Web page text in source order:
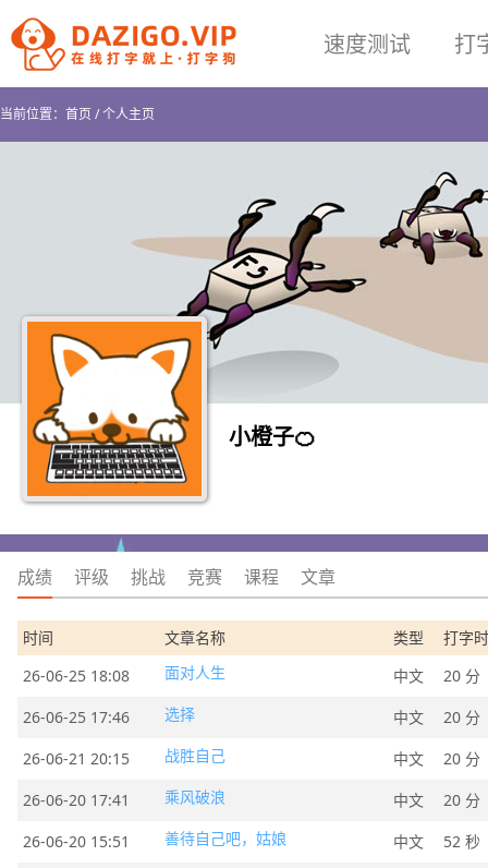
速度测试 打
当前位置： 首页/个人主页
小橙子🍊
成绩 评级 挑战 竞赛 课程 文章
时间 文章名称 类型
打字
26-06-25 18:08
面对人生 中文
20 分
26-06-25 17:46
选择 中文
20 分
26-06-21 20:15
战胜自己 中文
20 分
26-06-20 17:41
乘风破浪 中文
20 分
26-06-20 15:51
善待自己吧，姑娘 中文
52 秒